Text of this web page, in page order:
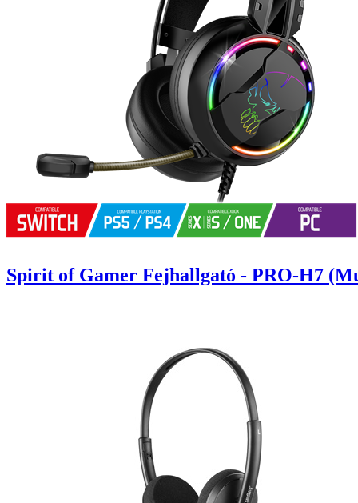
Spirit of Gamer Fejhallgató - PRO-H7